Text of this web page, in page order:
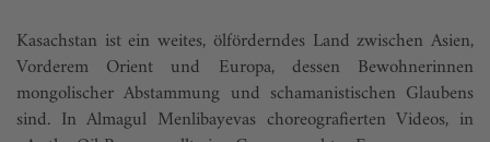
Kasachstan ist ein weites, ölförderndes Land zwischen Asien,
Vorderem Orient und Europa, dessen Bewohnerinnen
mongolischer Abstammung und schamanis­tischen Glaubens
sind. In Almagul Menlibayevas choreografierten Videos, in